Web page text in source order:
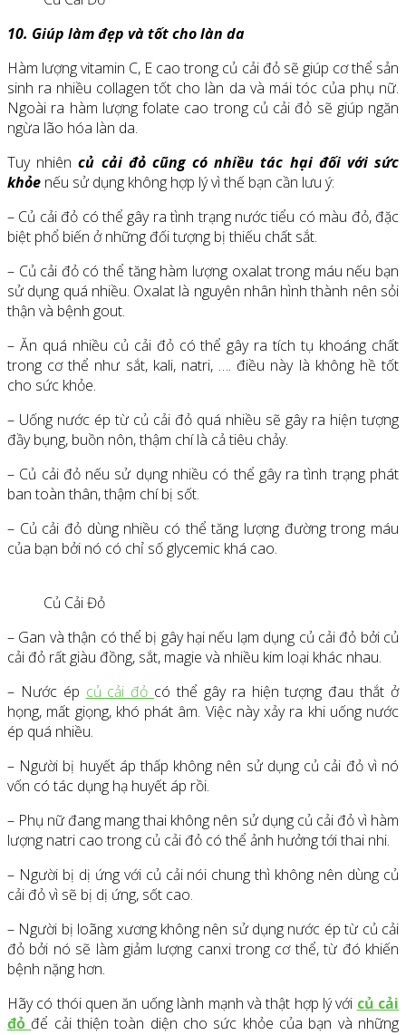
10. Giúp làm đẹp và tốt cho làn da
Hàm lượng vitamin C, E cao trong củ cải đỏ sẽ giúp cơ thể sản
sinh ra nhiều collagen tốt cho làn da và mái tóc của phụ nữ.
Ngoài ra hàm lượng folate cao trong củ cải đỏ sẽ giúp ngăn
ngừa lão hóa làn da.
Tuy nhiêncủ cải đỏ cũng có nhiều tác hại đối với sức
khỏe nếu sử dụng không hợp lý vì thế bạn cần lưu ý:
– Củ cải đỏ có thể gây ra tình trạng nước tiểu có màu đỏ, đặc
biệt phổ biến ở những đối tượng bị thiếu chất sắt.
– Củ cải đỏ có thể tăng hàm lượng oxalat trong máu nếu bạn
sử dụng quá nhiều. Oxalat là nguyên nhân hình thành nên sỏi
thận và bệnh gout.
– Ăn quá nhiều củ cải đỏ có thể gây ra tích tụ khoáng chất
trong cơ thể như sắt, kali, natri, …. điều này là không hề tốt
cho sức khỏe.
– Uống nước ép từ củ cải đỏ quá nhiều sẽ gây ra hiện tượng
đầy bụng, buồn nôn, thậm chí là cả tiêu chảy.
– Củ cải đỏ nếu sử dụng nhiều có thể gây ra tình trạng phát
ban toàn thân, thậm chí bị sốt.
– Củ cải đỏ dùng nhiều có thể tăng lượng đường trong máu
của bạn bởi nó có chỉ số glycemic khá cao.
Củ Cải Đỏ
– Gan và thận có thể bị gây hại nếu lạm dụng củ cải đỏ bởi củ
cải đỏ rất giàu đồng, sắt, magie và nhiều kim loại khác nhau.
– Nước ép củ cải đỏ có thể gây ra hiện tượng đau thắt ở
họng, mất giọng, khó phát âm. Việc này xảy ra khi uống nước
ép quá nhiều.
– Người bị huyết áp thấp không nên sử dụng củ cải đỏ vì nó
vốn có tác dụng hạ huyết áp rồi.
– Phụ nữ đang mang thai không nên sử dụng củ cải đỏ vì hàm
lượng natri cao trong củ cải đỏ có thể ảnh hưởng tới thai nhi.
– Người bị dị ứng với củ cải nói chung thì không nên dùng củ
cải đỏ vì sẽ bị dị ứng, sốt cao.
– Người bị loãng xương không nên sử dụng nước ép từ củ cải
đỏ bởi nó sẽ làm giảm lượng canxi trong cơ thể, từ đó khiến
bệnh nặng hơn.
Hãy có thói quen ăn uống lành mạnh và thật hợp lý với củ cải
đỏ để cải thiện toàn diện cho sức khỏe của bạn và những